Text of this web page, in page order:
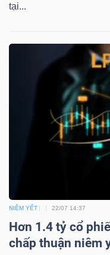
tại...
NIÊM YẾT 22/07 14:37
Hơn 1.4 tỷ cổ
chấp thuận niêm